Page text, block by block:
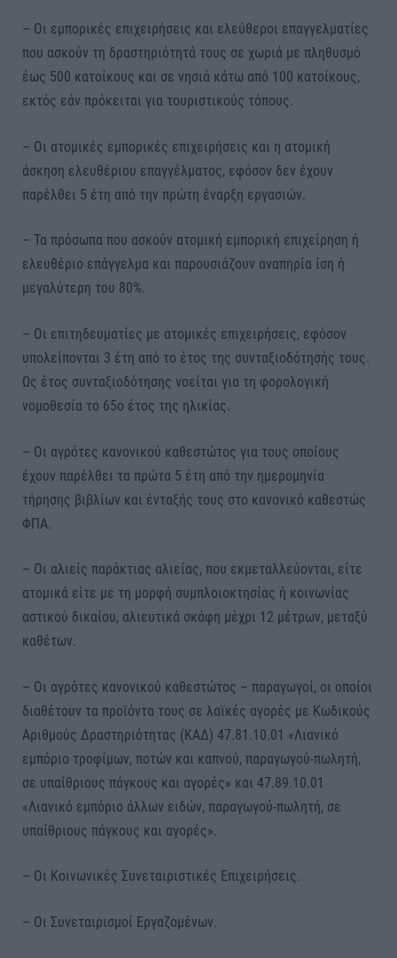
– Οι εμπορικές επιχειρήσεις και ελεύθεροι επαγγελματίες
που ασκούν τη δραστηριότητά τους σε χωριά με πληθυσμό
έως 500 κατοίκους και σε νησιά κάτω από 100 κατοίκους,
εκτός εάν πρόκειται για τουριστικούς τόπους.
– Οι ατομικές εμπορικές επιχειρήσεις και η ατομική
άσκηση ελευθέριου επαγγέλματος, εφόσον δεν έχουν
παρέλθει 5 έτη από την πρώτη έναρξη εργασιών.
– Τα πρόσωπα που ασκούν ατομική εμπορική επιχείρηση ή
ελευθέριο επάγγελμα και παρουσιάζουν αναπηρία ίση ή
μεγαλύτερη του 80%.
– Οι επιτηδευματίες με ατομικές επιχειρήσεις, εφόσον
υπολείπονται 3 έτη από το έτος της συνταξιοδότησής τους.
Ως έτος συνταξιοδότησης νοείται για τη φορολογική
νομοθεσία το 65ο έτος της ηλικίας.
– Οι αγρότες κανονικού καθεστώτος για τους οποίους
έχουν παρέλθει τα πρώτα 5 έτη από την ημερομηνία
τήρησης βιβλίων και ένταξής τους στο κανονικό καθεστώς
ΦΠΑ.
– Οι αλιείς παράκτιας αλιείας, που εκμεταλλεύονται, είτε
ατομικά είτε με τη μορφή συμπλοιοκτησίας ή κοινωνίας
αστικού δικαίου, αλιευτικά σκάφη μέχρι 12 μέτρων, μεταξύ
καθέτων.
– Οι αγρότες κανονικού καθεστώτος – παραγωγοί, οι οποίοι
διαθέτουν τα προϊόντα τους σε λαϊκές αγορές με Κωδικούς
Αριθμούς Δραστηριότητας (ΚΑΔ) 47.81.10.01 «Λιανικό
εμπόριο τροφίμων, ποτών και καπνού, παραγωγού-πωλητή,
σε υπαίθριους πάγκους και αγορές» και 47.89.10.01
«Λιανικό εμπόριο άλλων ειδών, παραγωγού-πωλητή, σε
υπαίθριους πάγκους και αγορές».
– Οι Κοινωνικές Συνεταιριστικές Επιχειρήσεις.
– Οι Συνεταιρισμοί Εργαζομένων.